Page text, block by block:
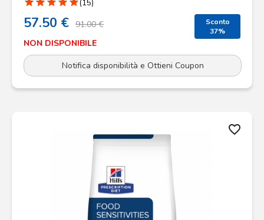
(15)
57.50 € 91.00 €
Sconto
37%
NON DISPONIBILE
Notifica disponibilità e Ottieni Coupon
favorite_border